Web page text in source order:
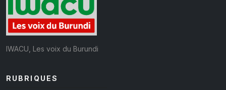
IWACU, Les voix du Burundi
RUBRIQUES